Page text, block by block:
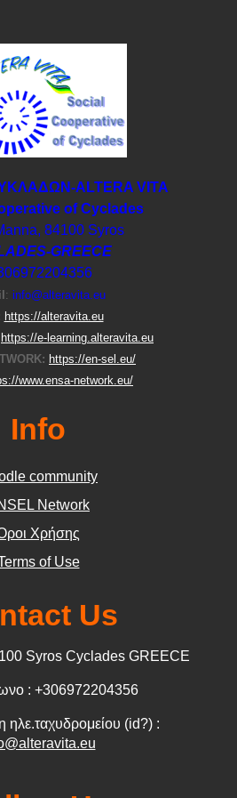
ΑLTERA VITA
of Cyclades
84100 Syros
GREECE
: info@alteravita.eu
https://alteravita.eu
https://e-learning.alteravita.eu
https://en-sel.eu/
www.ensa-network.eu/
Info
community
Network
Χρήσης
of Use
Us
Syros Cyclades GREECE
: +306972204356
ηλε.ταχυδρομείου (id?) :